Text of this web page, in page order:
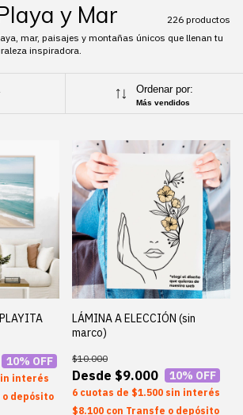
y Mar
226 productos
mar, paisajes y montañas únicos que llenan tu
inspiradora.
Ordenar por:
Más vendidos
10% OFF
interés
depósito
LÁMINA A ELECCIÓN (sin
marco)
$9.000
$10.000
10% OFF
6 $1.500 sin interés
$8.100 con Transfe o depósito